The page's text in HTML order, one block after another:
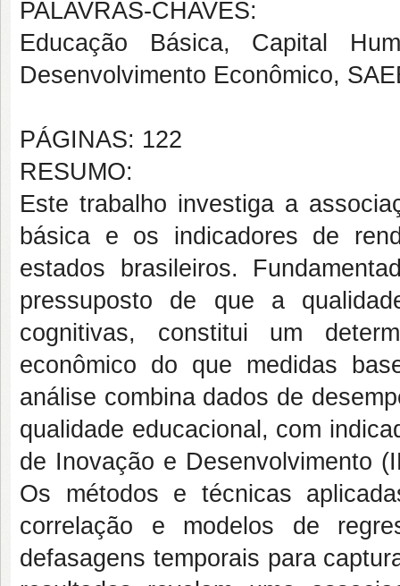
PALAVRAS-CHAVES:
Educação Básica, Capital
Desenvolvimento Econômico,
PÁGINAS: 122
RESUMO:
Este trabalho investiga a
básica e os indicadores de
estados brasileiros.
pressuposto de que a
cognitivas, constitui um
econômico do que medidas
análise combina dados de
qualidade educacional, com
de Inovação e Desenvolvimento
Os métodos e técnicas
correlação e modelos de
defasagens temporais para